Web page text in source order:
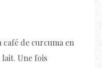
de curcuma en
lait. Une fois